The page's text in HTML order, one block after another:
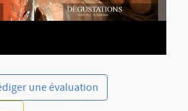
une évaluation